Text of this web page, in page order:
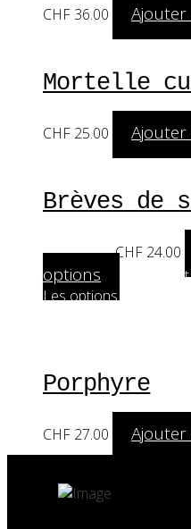
CHF 36.00
Mortelle
CHF 25.00
Brèves de
A partir de:CHF 24.00
options
Ce
Les options peuvent
Porphyre
CHF 27.00